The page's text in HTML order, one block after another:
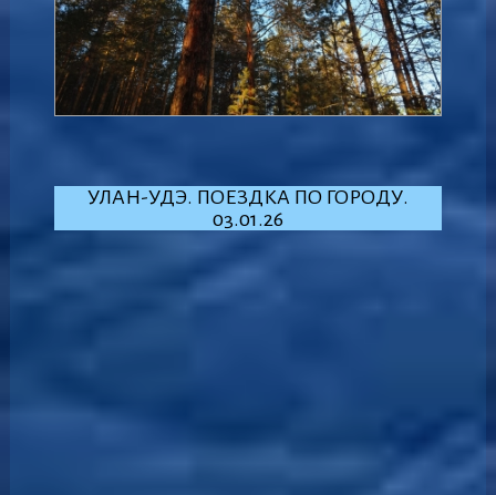
УЛАН-УДЭ. ПОЕЗДКА ПО ГОРОДУ.
03.01.26